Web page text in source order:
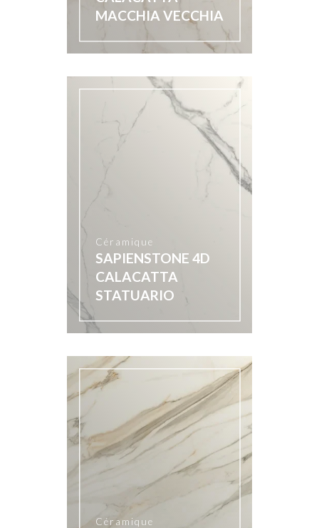
MACCHIA VECCHIA
Céramique
SAPIENSTONE 4D
CALACATTA
STATUARIO
Céramique